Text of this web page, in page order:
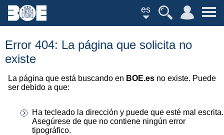
es
Error 404: La página que solicita no
existe
La página que está buscando en BOE.es no existe. Puede
ser debido a que:
Ha tecleado la dirección y puede que esté mal escrita.
Asegúrese de que no contiene ningún error
tipográfico.